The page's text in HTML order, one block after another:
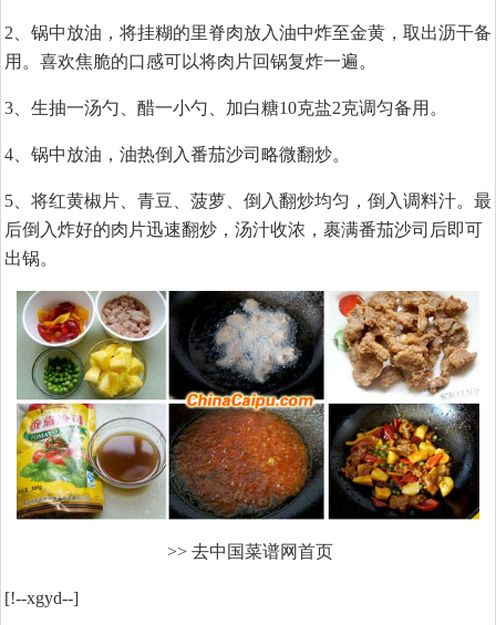
2、锅中放油，将挂糊的里脊肉放入油中炸至金黄，取出沥干备
用。喜欢焦脆的口感可以将肉片回锅复炸一遍。
3、生抽一汤勺、醋一小勺、加白糖10克盐2克调匀备用。
4、锅中放油，油热倒入番茄沙司略微翻炒。
5、将红黄椒片、青豆、菠萝、倒入翻炒均匀，倒入调料汁。最
后倒入炸好的肉片迅速翻炒，汤汁收浓，裹满番茄沙司后即可
出锅。
>> 去中国菜谱网首页
[!--xgyd--]